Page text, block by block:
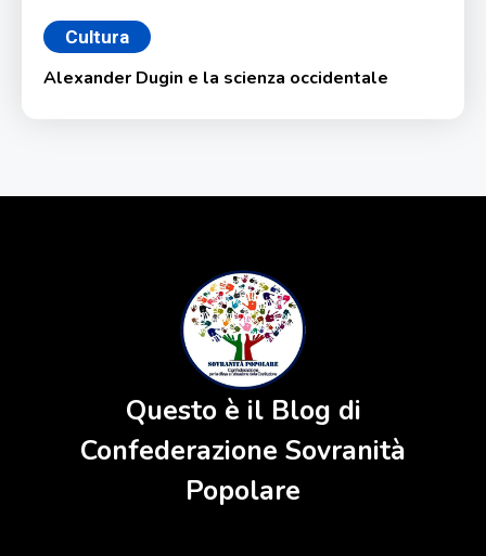
Cultura
Alexander Dugin e la scienza occidentale
Questo è il Blog di
Confederazione Sovranità
Popolare